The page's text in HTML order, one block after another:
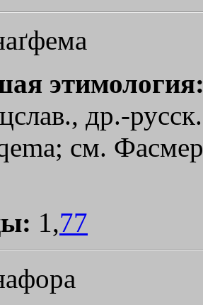
др.-
; см.
1,77